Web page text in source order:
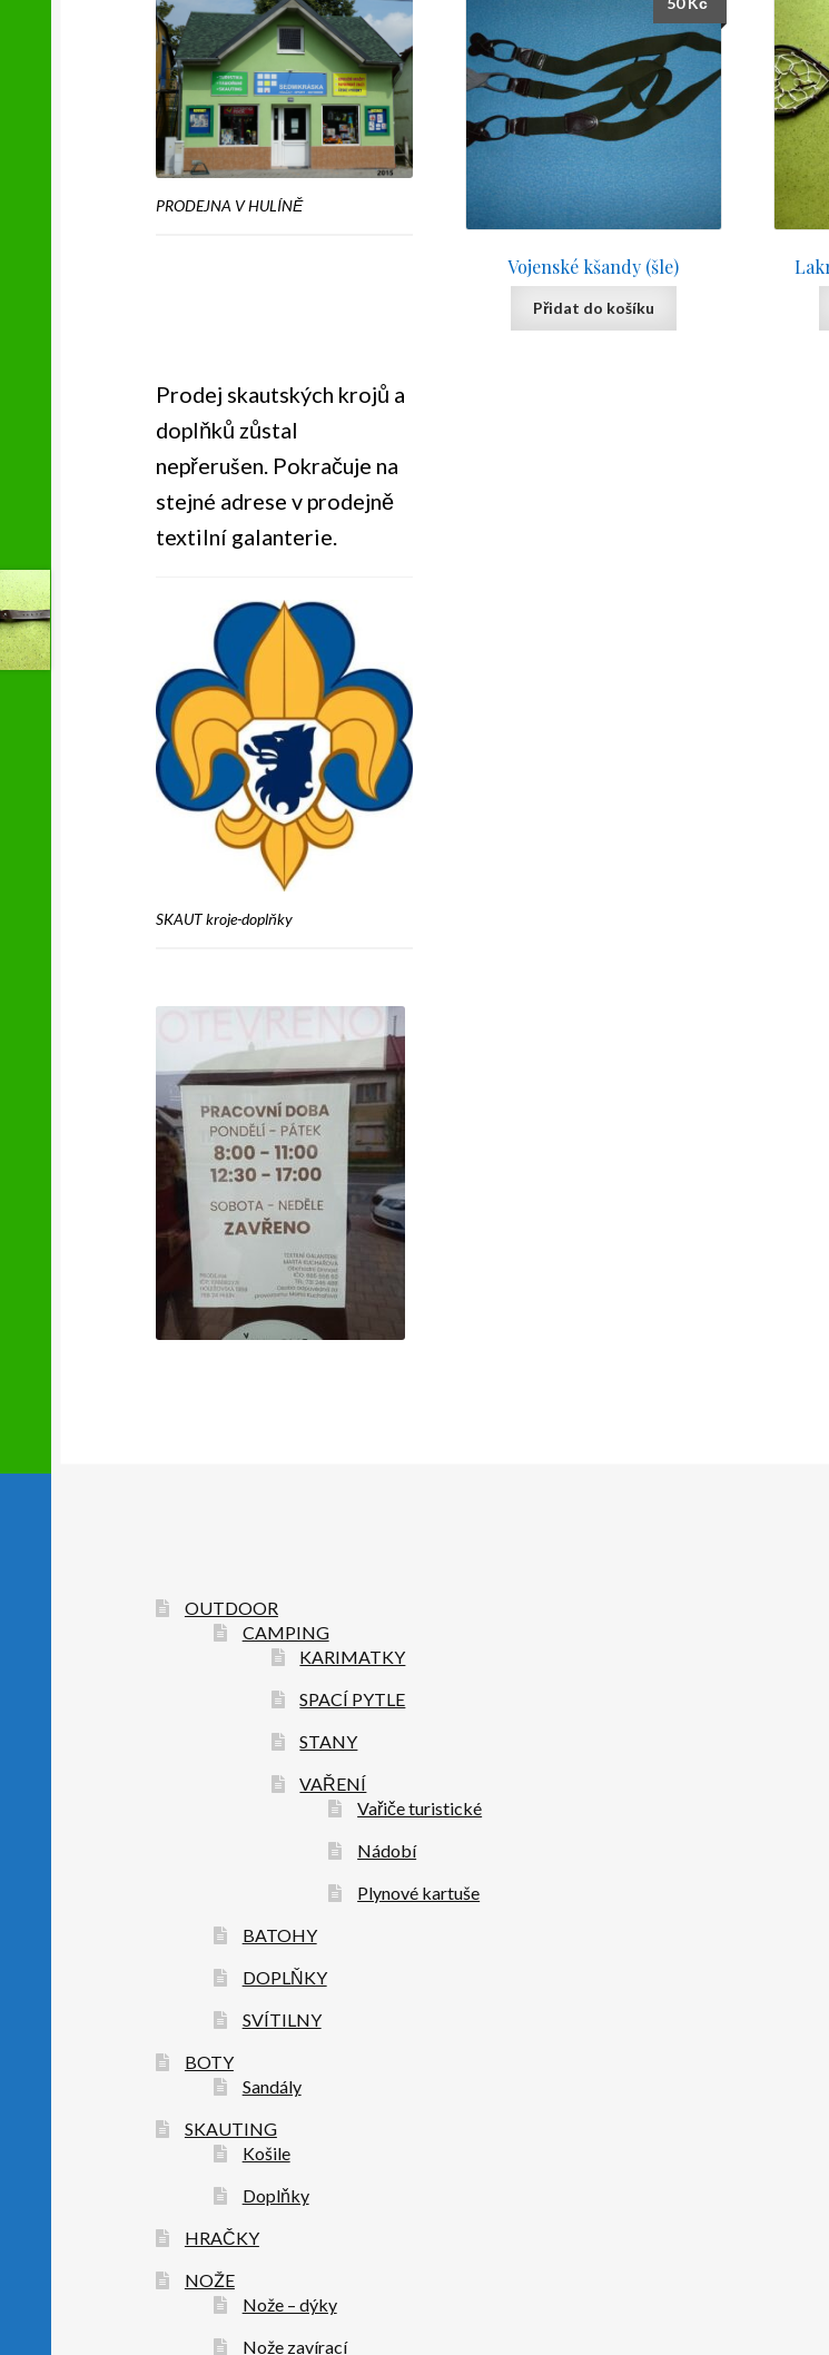
Vojenské kšandy (šle)
Přidat do košíku
PRODEJNA V HULÍNĚ
Prodej skautských krojů a
doplňků zůstal
nepřerušen. Pokračuje na
stejné adrese v prodejně
textilní galanterie.
SKAUT kroje-doplňky
OUTDOOR
CAMPING
KARIMATKY
SPACÍ PYTLE
STANY
VAŘENÍ
Vařiče turistické
Nádobí
Plynové kartuše
BATOHY
DOPLŇKY
SVÍTILNY
BOTY
Sandály
SKAUTING
Košile
Doplňky
HRAČKY
NOŽE
Nože – dýky
Nože zavírací